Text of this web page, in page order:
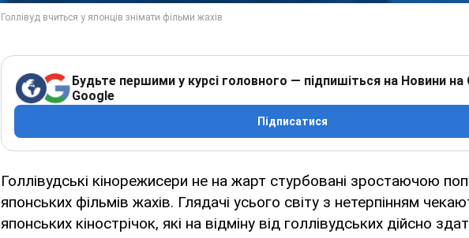
Будьте першими у курсі головного — підпишіться на Новини на
Google
Підписатися
Голлівудські кінорежисери не на жарт стурбовані зростаючою
японських фільмів жахів. Глядачі усього світу з нетерпінням
японських кінострічок, які на відміну від голлівудських дійсно